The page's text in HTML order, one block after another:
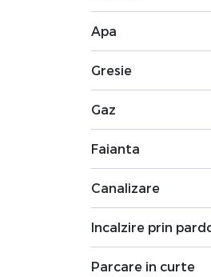
Apa
Gresie
Gaz
Faianta
Canalizare
Incalzire prin
Parcare in curte